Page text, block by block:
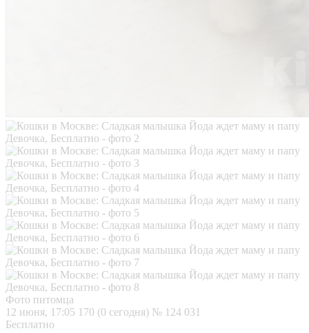
Фото питомца
12 июня, 17:05 170 (0 сегодня) № 124 031
Бесплатно